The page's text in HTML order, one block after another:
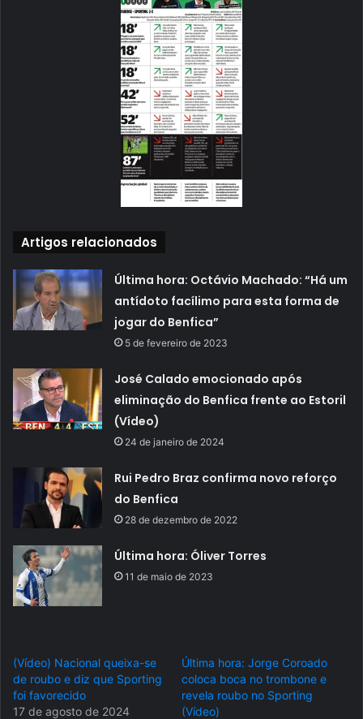
Artigos relacionados
Última hora: Octávio Machado: “Há um
antídoto facílimo para esta forma de
jogar do Benfica”
5 de fevereiro de 2023
José Calado emocionado após
eliminação do Benfica frente ao Estoril
(Vídeo)
24 de janeiro de 2024
Rui Pedro Braz confirma novo reforço
do Benfica
28 de dezembro de 2022
Última hora: Óliver Torres
11 de maio de 2023
(Vídeo) Nacional queixa-se
de roubo e diz que Sporting
foi favorecido
17 de agosto de 2024
Última hora: Jorge Coroado
coloca boca no trombone e
revela roubo no Sporting
(Vídeo)